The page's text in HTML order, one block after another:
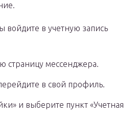
войдите в учетную запись
страницу мессенджера.
в свой профиль.
и выберите пункт «Учетная